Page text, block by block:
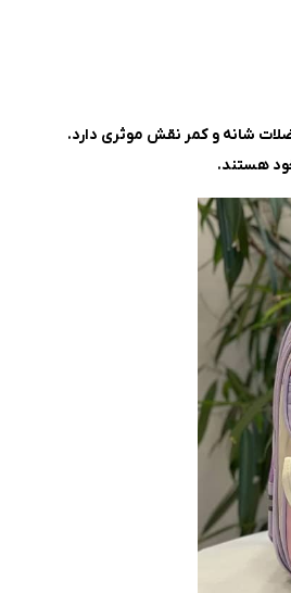
شانه و کمر نقش موثری دارد.